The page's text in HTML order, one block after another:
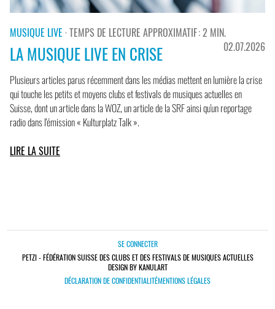
MUSIQUE LIVE · TEMPS DE LECTURE APPROXIMATIF : 2 MIN.
02.07.2026
LA MUSIQUE LIVE EN CRISE
Plusieurs articles parus récemment dans les médias mettent en lumière la crise
qui touche les petits et moyens clubs et festivals de musiques actuelles en
Suisse, dont un article dans la WOZ, un article de la SRF ainsi qu'un reportage
radio dans l'émission « Kulturplatz Talk ».
LIRE LA SUITE
SE CONNECTER
PETZI - FÉDÉRATION SUISSE DES CLUBS ET DES FESTIVALS DE MUSIQUES ACTUELLES
DESIGN BY KANULART
DÉCLARATION DE CONFIDENTIALITÉMENTIONS LÉGALES